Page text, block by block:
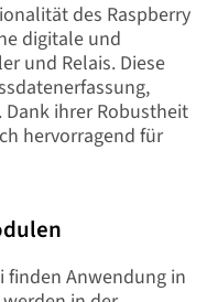
des Raspberry
digitale und
und Relais. Diese
ihrer Robustheit
hervorragend für
finden Anwendung in